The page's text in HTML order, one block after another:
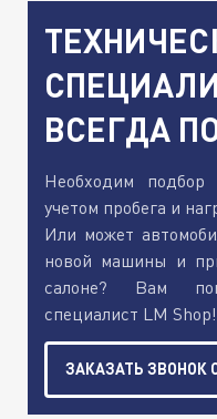
ВСЕГДА
Необходим
учетом пробега и
Или может
новой машины и
салоне? Вам
специалист LM Shop!
ЗАКАЗАТЬ ЗВОНОК